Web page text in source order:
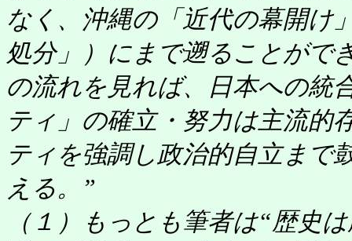
なく、沖縄の「近代の幕開け
処分」）にまで遡ることがで
の流れを見れば、日本への統
ティ」の確立・努力は主流的
ティを強調し政治的自立まで
える。”
（１）もっとも筆者は“歴史